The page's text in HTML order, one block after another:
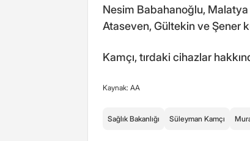
Nesim Babahanoğlu,
Ataseven, Gültekin ve Şener
Kamçı, tırdaki cihazlar
Kaynak: AA
Sağlık Bakanlığı Süleyman Kamçı